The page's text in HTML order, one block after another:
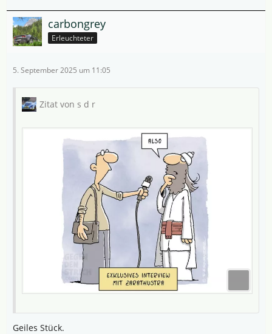
carbongrey
Erleuchteter
5. September 2025 um 11:05
Zitat von s d r
Geiles Stück.